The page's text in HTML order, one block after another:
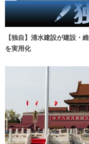
【独自】清水建設が建設・
を実用化